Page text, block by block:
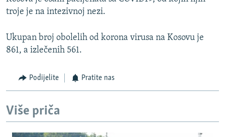
SVE KARTE DEJTONA
NASTANAK I RASPAD JUGOSLAVIJE
troje je na intezivnoj nezi.
Ukupan broj obolelih od korona virusa na Kosovu je
861, a izlečenih 561.
Podijelite Pratite nas
Više priča